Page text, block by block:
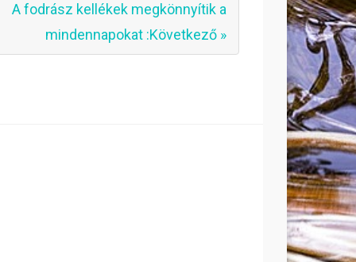
A fodrász kellékek megkönnyítik a
mindennapokat :Következő »